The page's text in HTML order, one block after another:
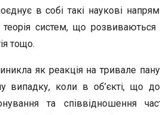
в собі такі наукові
теорія систем, що
тощо.
як реакція на тривале
випадку, коли в об’єкті, що
та співвідношення